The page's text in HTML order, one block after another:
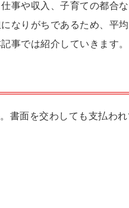
事や収入、子育ての都合
なりがちであるため、平
事では紹介していきます
書面を交わしても支払わ